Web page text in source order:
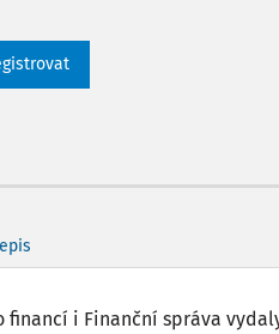
financí i Finanční správa